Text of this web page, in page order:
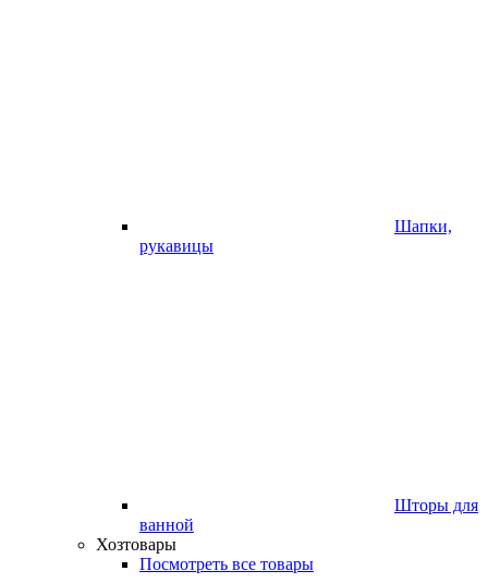
Шапки,
рукавицы
Шторы для
ванной
Хозтовары
Посмотреть все товары